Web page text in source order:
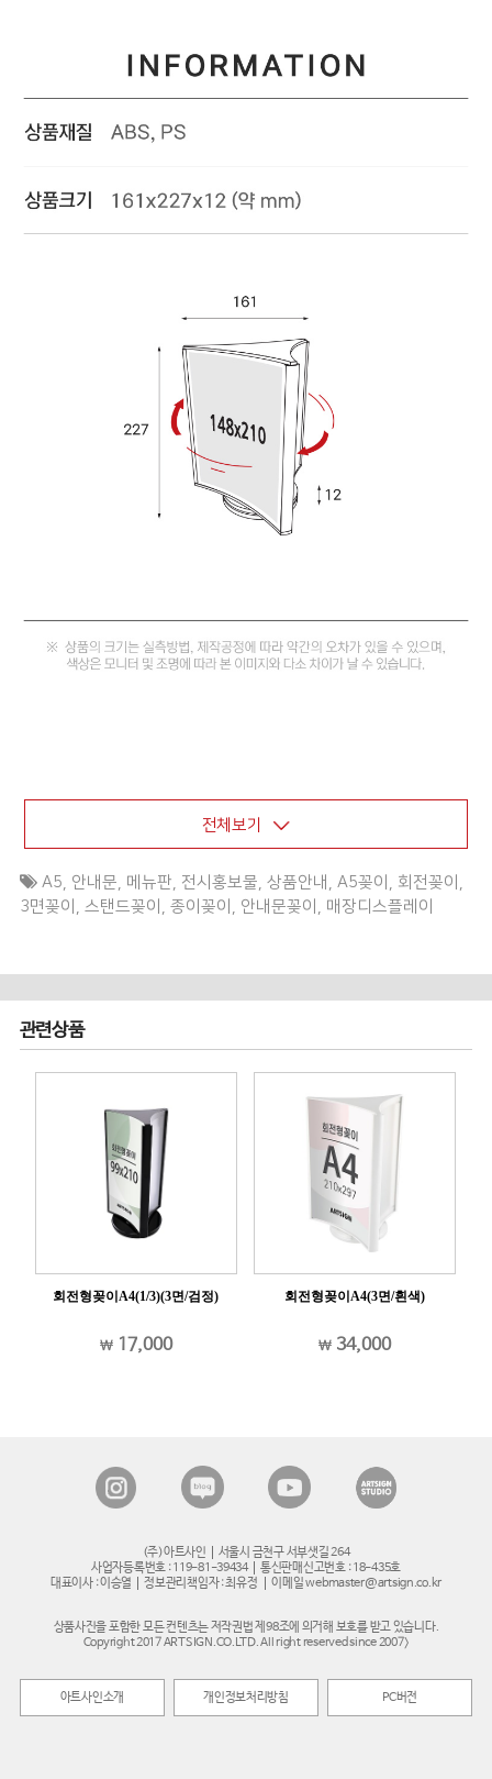
전체보기
A5, 안내문, 메뉴판, 전시홍보물, 상품안내 , A5꽂이 , 회전꽂이 ,
3면꽂이 , 스탠드꽂이 , 종이꽂이 , 안내문꽂이 , 매장디스플레이
관련상품
회전형꽂이A4(3면/흰색)
34,000
회전형꽂이A4(1/3)(3면/흰색)
17,000
(주)아트사인
서울시 금천구 서부샛길 264
사업자등록번호 : 119-81-39434
통신판매신고번호 : 18-435호
대표이사 : 이승열
정보관리책임자 : 최유정 이메일 webmaster@artsign.co.kr
상품사진을 포함한 모든 컨텐츠는 저작권법 제98조에 의거해 보호를 받고 있습니다.
Copyright 2017 ARTSIGN.CO.LTD. All right reserved since 2007>
아트사인소개 개인정보처리방침 PC버전